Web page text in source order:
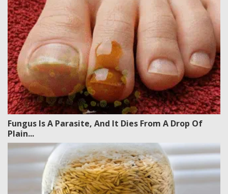
Fungus Is A Parasite, And It Dies From A Drop Of
Plain...